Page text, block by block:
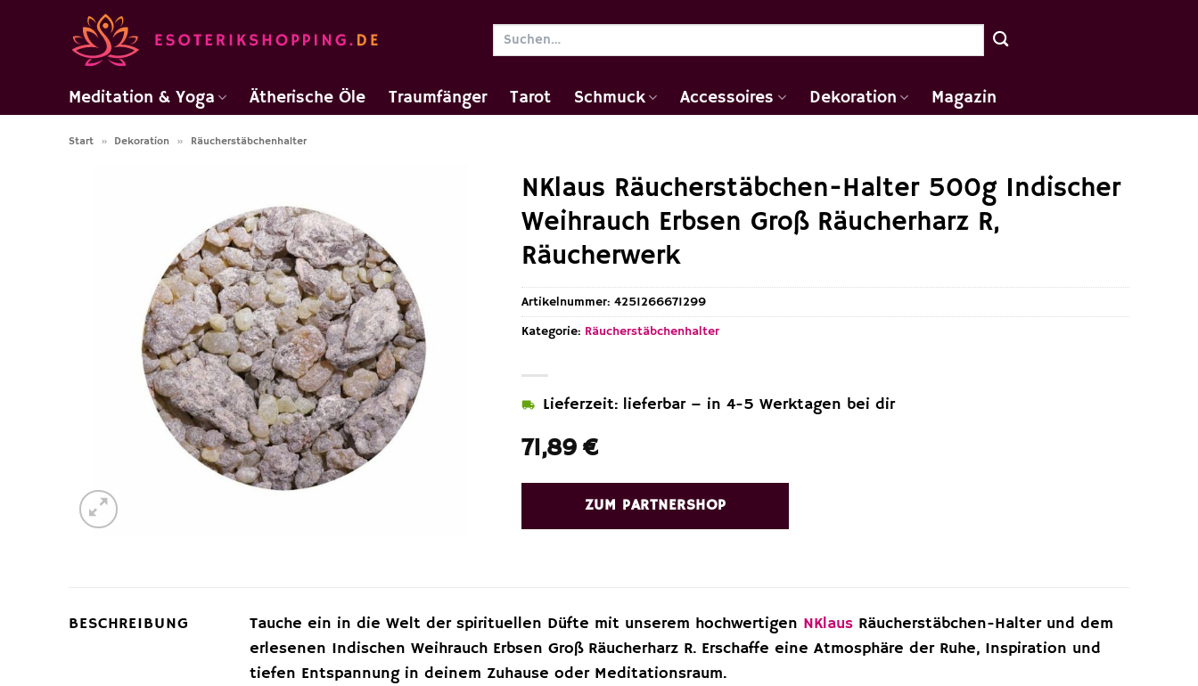
Suchen
Meditation & Yoga Ätherische Öle Traumfänger Tarot Schmuck Accessoires Dekoration Magazin
Start » Dekoration » Räucherstäbchenhalter
NKlaus Räucherstäbchen-Halter 500g Indischer
Weihrauch Erbsen Groß Räucherharz R,
Räucherwerk
71,89 €
Lieferzeit: lieferbar – in 4-5 Werktagen bei dir
ZUM PARTNERSHOP
Artikelnummer:4251266671299
Kategorie: Räucherstäbchenhalter
BESCHREIBUNG Tauche ein in die Welt der spirituellen Düfte mit unserem hochwertigen NKlaus Räucherstäbchen-Halter und dem
erlesenen Indischen Weihrauch Erbsen Groß Räucherharz R. Erschaffe eine Atmosphäre der Ruhe, Inspiration und
tiefen Entspannung in deinem Zuhause oder Meditationsraum.